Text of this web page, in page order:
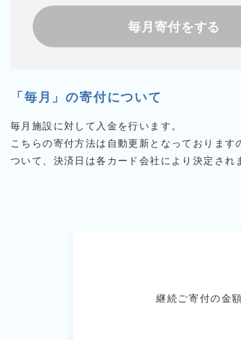
毎月寄付をする
「毎月」の寄付について
毎月施設に対して入金を行います。
こちらの寄付方法は自動更新となっております
ついて、決済日は各カード会社により決定され
継続ご寄付の金